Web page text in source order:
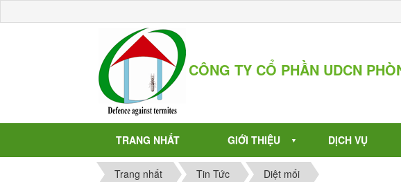
CÔNG TY CỔ PHẦN UDCN
TRANG NHẤT GIỚI THIỆU ▼ DỊCH VỤ
Trang nhất Tin Tức Diệt mối